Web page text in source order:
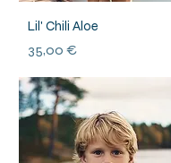
Lil' Chili Aloe
Prix
35,00 €